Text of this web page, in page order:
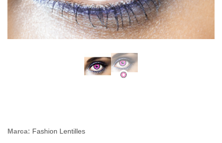
Marca: Fashion Lentilles